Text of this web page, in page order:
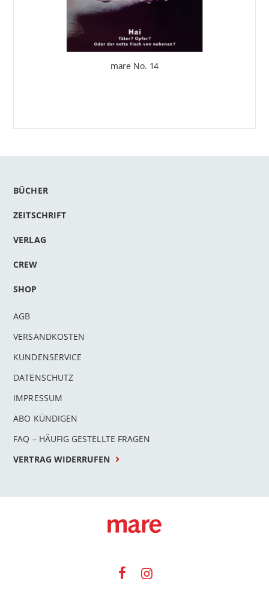
mare No. 14
BÜCHER
ZEITSCHRIFT
VERLAG
CREW
SHOP
AGB
VERSANDKOSTEN
KUNDENSERVICE
DATENSCHUTZ
IMPRESSUM
ABO KÜNDIGEN
FAQ – HÄUFIG GESTELLTE FRAGEN
VERTRAG WIDERRUFEN